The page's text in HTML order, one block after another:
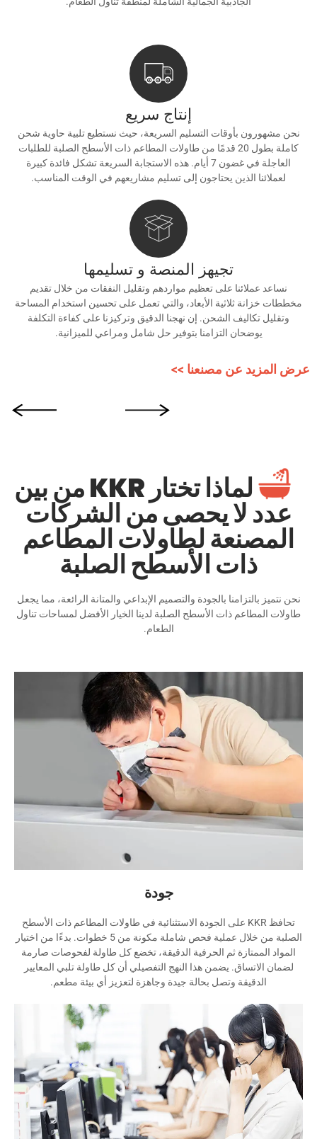
إنتاج سريع
نحن مشهورون بأوقات التسليم السريعة، حيث نستطيع تلبية حاوية شحن
كاملة بطول 20 قدمًا من طاولات المطاعم ذات الأسطح الصلبة للطلبات
العاجلة في غضون 7 أيام. هذه الاستجابة السريعة تشكل فائدة كبيرة
لعملائنا الذين يحتاجون إلى تسليم مشاريعهم في الوقت المناسب.
تجيهز المنصة و تسليمها
نساعد عملائنا على تعظيم مواردهم وتقليل النفقات من خلال تقديم
مخططات خزانة ثلاثية الأبعاد، والتي تعمل على تحسين استخدام المساحة
وتقليل تكاليف الشحن. إن نهجنا الدقيق وتركيزنا على كفاءة التكلفة
يوضحان التزامنا بتوفير حل شامل ومراعي للميزانية.
المزيد عن مصنعنا >>
لماذا تختار KKR من بين
عدد لا يحصى من الشركات
المصنعة لطاولات المطاعم
ذات الأسطح الصلبة
نحن نتميز بالتزامنا بالجودة والتصميم الإبداعي والمتانة الرائعة، مما يجعل
طاولات المطاعم ذات الأسطح الصلبة لدينا الخيار الأفضل لمساحات تناول
الطعام.
جودة
تحافظ KKR على الجودة الاستثنائية في طاولات المطاعم ذات الأسطح
الصلبة من خلال عملية فحص شاملة مكونة من 5 خطوات. بدءًا من اختيار
المواد الممتازة ثم الحرفية الدقيقة، تخضع كل طاولة لفحوصات صارمة
لضمان الاتساق. يضمن هذا النهج التفصيلي أن كل طاولة تلبي المعايير
الدقيقة وتصل بحالة جيدة وجاهزة لتعزيز أي بيئة مطعم.